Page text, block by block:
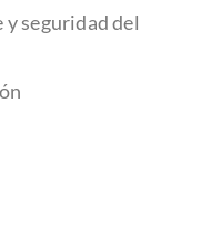
seguridad del